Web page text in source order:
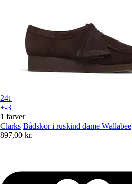
24t
+-3
1 farver
Clarks Bådskor i ruskind dame Wallabee
897,00 kr.